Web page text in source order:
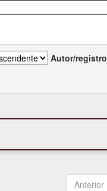
Autor/registro
Anterior